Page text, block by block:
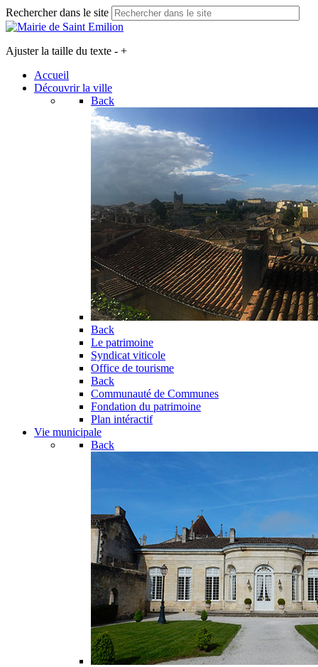
Rechercher dans le site
Ajuster la taille du texte - +
Accueil
Découvrir la ville
Back
Back
Le patrimoine
Syndicat viticole
Office de tourisme
Back
Communauté de Communes
Fondation du patrimoine
Plan intéractif
Vie municipale
Back